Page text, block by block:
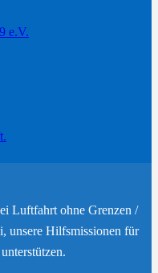
e.V.
Luftfahrt ohne Grenzen /
unsere Hilfsmissionen für